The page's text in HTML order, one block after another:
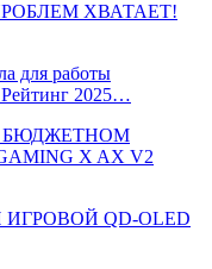
ПРОБЛЕМ ХВАТАЕТ!
для работы
Рейтинг 2025…
БЮДЖЕТНОМ
X AX V2
ИГРОВОЙ QD-OLED